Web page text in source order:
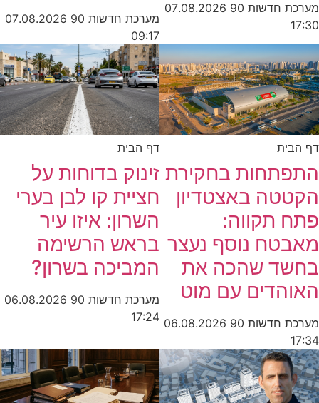
מערכת חדשות 90
07.08.2026
17:30
מערכת חדשות 90
07.08.2026
09:17
דף הבית
התפתחות בחקירת
הקטטה באצטדיון
פתח תקווה:
מאבטח נוסף נעצר
בחשד שהכה את
האוהדים עם מוט
מערכת חדשות 90
06.08.2026
17:34
דף הבית
זינוק בדוחות על
חציית קו לבן בערי
השרון: איזו עיר
בראש הרשימה
המביכה בשרון?
מערכת חדשות 90
06.08.2026
17:24